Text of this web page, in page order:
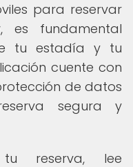
para reservar
es fundamental
tu estadía y tu
cuente con
de datos
segura y
reserva, lee